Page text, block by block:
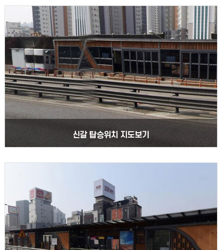
신갈 탑승위치 지도보기